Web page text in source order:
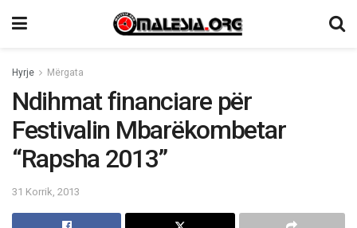
Hyrje Mërgata
Ndihmat financiare për
Festivalin Mbarëkombetar
“Rapsha 2013”
31 Korrik, 2013